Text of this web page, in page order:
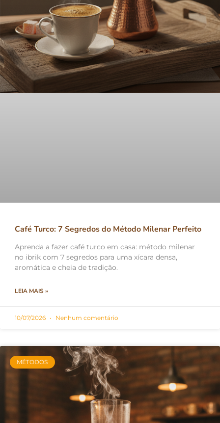
Café Turco: 7 Segredos do Método Milenar Perfeito
Aprenda a fazer café turco em casa: método milenar
no ibrik com 7 segredos para uma xícara densa,
aromática e cheia de tradição.
LEIA MAIS »
10/07/2026 Nenhum comentário
MÉTODOS